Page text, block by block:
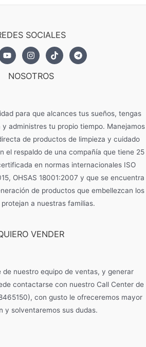
SOCIALES
NOSOTROS
para que alcances tus sueños, tengas
administres tu propio tiempo. Manejamos
de productos de limpieza y cuidado
el respaldo de una compañía que tiene 25
en normas internacionales ISO
OHSAS 18001:2007 y que se encuentra
de productos que embellezcan los
a nuestras familias.
VENDER
de nuestro equipo de ventas, y generar
contactarse con nuestro Call Center de
con gusto le ofreceremos mayor
y solventaremos sus dudas.